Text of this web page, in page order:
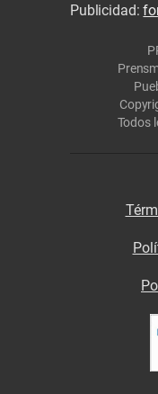
Publicidad:
Todos